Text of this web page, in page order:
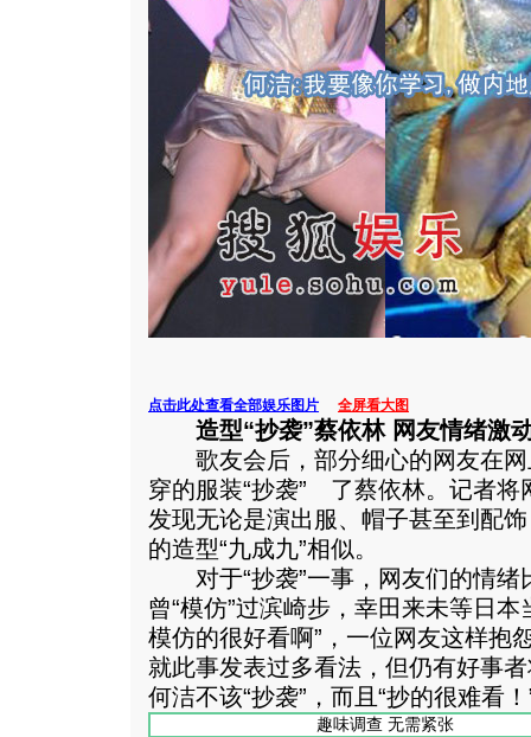
点击此处查看全部娱乐图片 全屏看大图
造型“抄袭”蔡依林 网友情绪激
歌友会后，部分细心的网友在网
穿的服装“抄袭” 了蔡依林。记者将
发现无论是演出服、帽子甚至到配
的造型“九成九”相似。
对于“抄袭”一事，网友们的情绪
曾“模仿”过滨崎步，幸田来未等日
模仿的很好看啊”，一位网友这样抱
就此事发表过多看法，但仍有好事
何洁不该“抄袭”，而且“抄的很难看！
趣味调查 无需紧张